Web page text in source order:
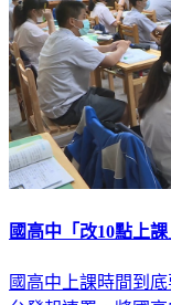
國高中「改10點上
國高中上課時間到